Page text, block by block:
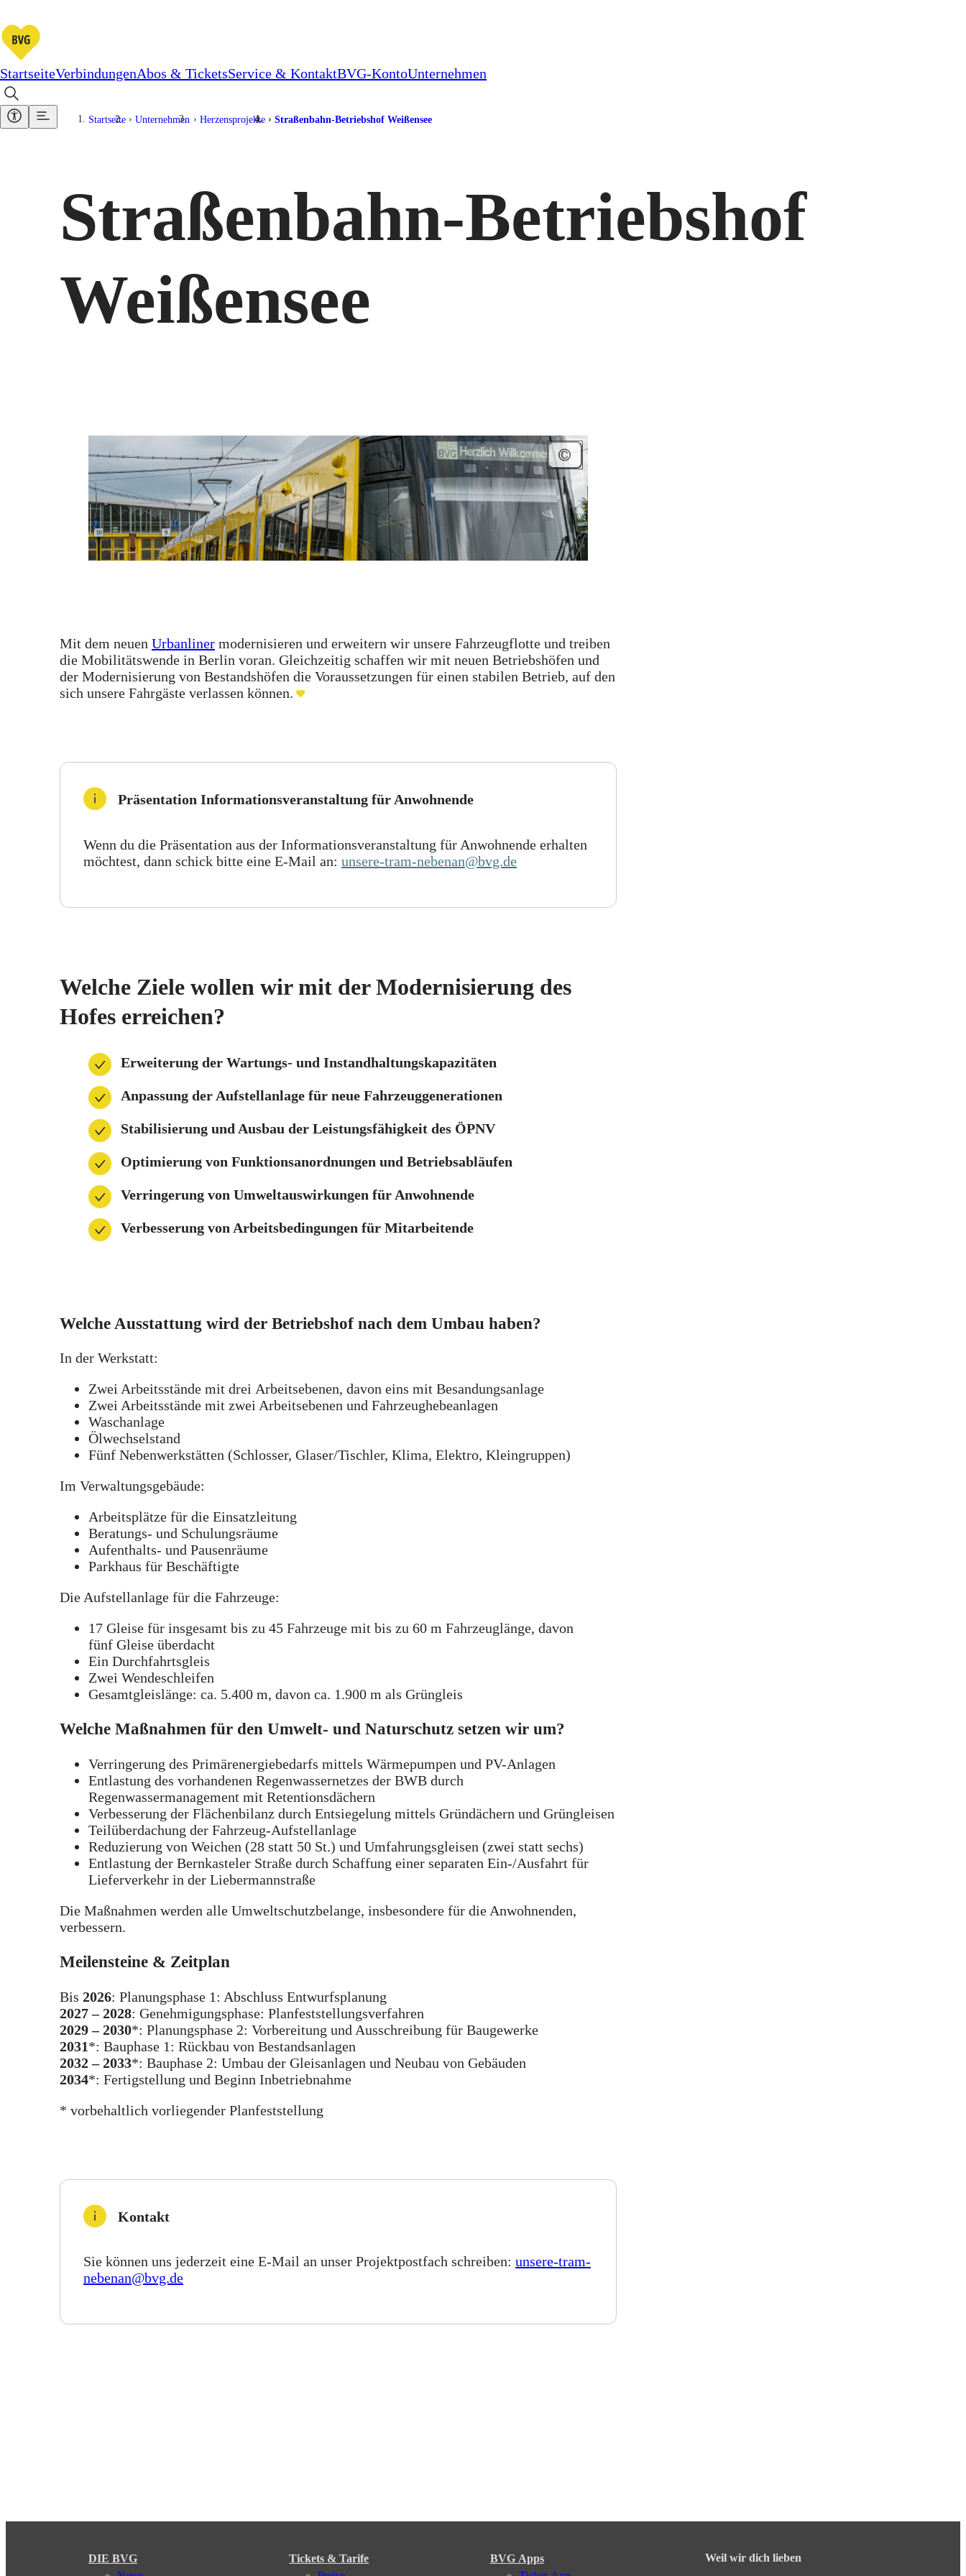
StartseiteVerbindungenAbos & TicketsService & KontaktBVG-KontoUnternehmen
Startseite Unternehmen Herzensprojekte Straßenbahn-Betriebshof Weißensee
Straßenbahn-Betriebshof
Weißensee
Mit dem neuen Urbanliner modernisieren und erweitern wir unsere Fahrzeugflotte und treiben
die Mobilitätswende in Berlin voran. Gleichzeitig schaffen wir mit neuen Betriebshöfen und
der Modernisierung von Bestandshöfen die Voraussetzungen für einen stabilen Betrieb, auf den
sich unsere Fahrgäste verlassen können.
Präsentation Informationsveranstaltung für Anwohnende
Wenn du die Präsentation aus der Informationsveranstaltung für Anwohnende erhalten
möchtest, dann schick bitte eine E-Mail an: unsere-tram-nebenan@bvg.de
Welche Ziele wollen wir mit der Modernisierung des
Hofes erreichen?
Erweiterung der Wartungs- und Instandhaltungskapazitäten
Anpassung der Aufstellanlage für neue Fahrzeuggenerationen
Stabilisierung und Ausbau der Leistungsfähigkeit des ÖPNV
Optimierung von Funktionsanordnungen und Betriebsabläufen
Verringerung von Umweltauswirkungen für Anwohnende
Verbesserung von Arbeitsbedingungen für Mitarbeitende
Welche Ausstattung wird der Betriebshof nach dem Umbau haben?
In der Werkstatt:
Zwei Arbeitsstände mit drei Arbeitsebenen, davon eins mit Besandungsanlage
Zwei Arbeitsstände mit zwei Arbeitsebenen und Fahrzeughebeanlagen
Waschanlage
Ölwechselstand
Fünf Nebenwerkstätten (Schlosser, Glaser/Tischler, Klima, Elektro, Kleingruppen)
Im Verwaltungsgebäude:
Arbeitsplätze für die Einsatzleitung
Beratungs- und Schulungsräume
Aufenthalts- und Pausenräume
Parkhaus für Beschäftigte
Die Aufstellanlage für die Fahrzeuge:
17 Gleise für insgesamt bis zu 45 Fahrzeuge mit bis zu 60 m Fahrzeuglänge, davon
fünf Gleise überdacht
Ein Durchfahrtsgleis
Zwei Wendeschleifen
Gesamtgleislänge: ca. 5.400 m, davon ca. 1.900 m als Grüngleis
Welche Maßnahmen für den Umwelt- und Naturschutz setzen wir um?
Verringerung des Primärenergiebedarfs mittels Wärmepumpen und PV-Anlagen
Entlastung des vorhandenen Regenwassernetzes der BWB durch
Regenwassermanagement mit Retentionsdächern
Verbesserung der Flächenbilanz durch Entsiegelung mittels Gründächern und Grüngleisen
Teilüberdachung der Fahrzeug-Aufstellanlage
Reduzierung von Weichen (28 statt 50 St.) und Umfahrungsgleisen (zwei statt sechs)
Entlastung der Bernkasteler Straße durch Schaffung einer separaten Ein-/Ausfahrt für
Lieferverkehr in der Liebermannstraße
Die Maßnahmen werden alle Umweltschutzbelange, insbesondere für die Anwohnenden,
verbessern.
Meilensteine & Zeitplan
Bis 2026: Planungsphase 1: Abschluss Entwurfsplanung
2027 – 2028: Genehmigungsphase: Planfeststellungsverfahren
2029 – 2030*: Planungsphase 2: Vorbereitung und Ausschreibung für Baugewerke
2031*: Bauphase 1: Rückbau von Bestandsanlagen
2032 – 2033*: Bauphase 2: Umbau der Gleisanlagen und Neubau von Gebäuden
2034*: Fertigstellung und Beginn Inbetriebnahme
* vorbehaltlich vorliegender Planfeststellung
Kontakt
Sie können uns jederzeit eine E-Mail an unser Projektpostfach schreiben: unsere-tram-
nebenan@bvg.de
DIE BVG
Tickets & Tarife
BVG Apps
Weil wir dich lieben